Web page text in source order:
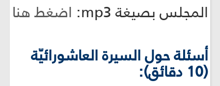
المجلس بصيغة mp3:
اضغط هنا
أسئلة حول السيرة العاشورائيّة
(10 دقائق):